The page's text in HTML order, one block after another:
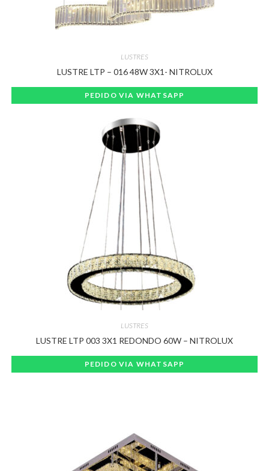
LUSTRES
LUSTRE LTP – 016 48W 3X1- NITROLUX
PEDIDO VIA WHATSAPP
LUSTRES
LUSTRE LTP 003 3X1 REDONDO 60W – NITROLUX
PEDIDO VIA WHATSAPP